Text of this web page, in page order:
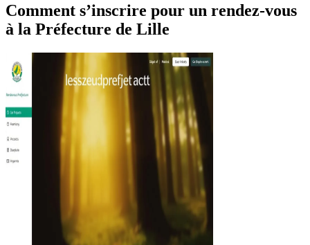
Comment s’inscrire pour un rendez-vous
à la Préfecture de Lille